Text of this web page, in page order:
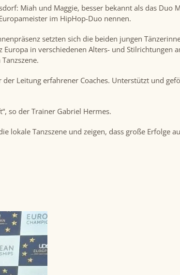
Miah und Maggie, besser bekannt als das Duo
im HipHop-Duo nennen.
setzten sich die beiden jungen
in verschiedenen Alters- und Stilrichtungen
Leitung erfahrener Coaches. Unterstützt und
so der Trainer Gabriel Hermes.
lokale Tanzszene und zeigen, dass große Erfolge